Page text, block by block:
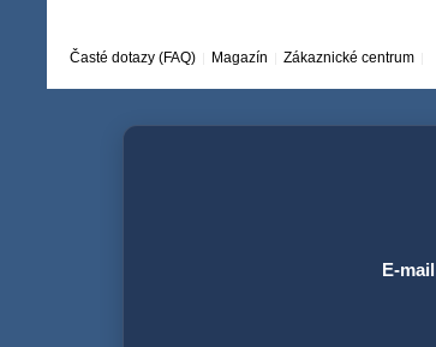
Časté dotazy (FAQ) Magazín Zákaznické centrum
E-mail